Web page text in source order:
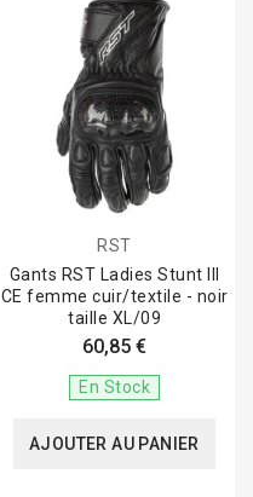
RST
Gants RST Ladies Stunt III
CE femme cuir/textile - noir
taille XL/09
60,85 €
En Stock
AJOUTER AU PANIER